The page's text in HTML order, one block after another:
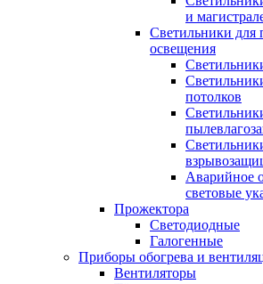
и
Светильники
освещения
потолков
Аварийное
световые
Прожектора
Светодиодные
Галогенные
Приборы обогрева и
Вентиляторы